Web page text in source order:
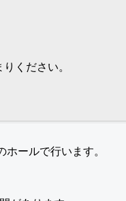
ください。
ールで行います。